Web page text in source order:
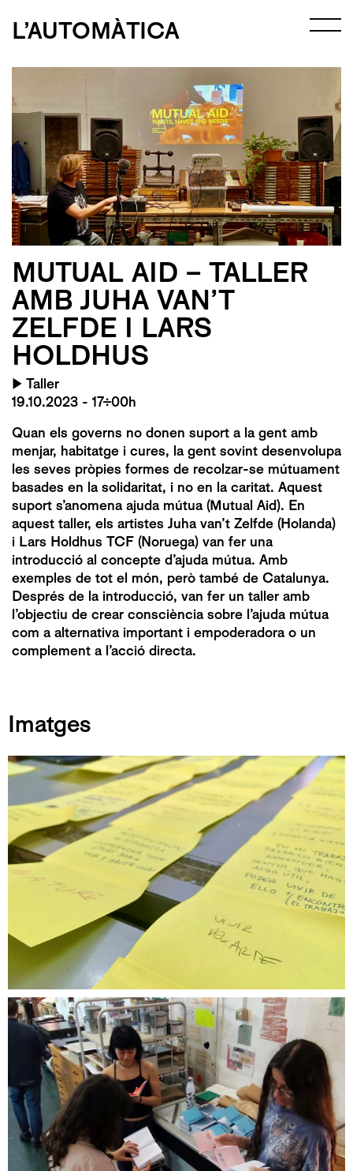
L’AUTOMÀTICA
MUTUAL AID – TALLER
AMB JUHA VAN’T
ZELFDE I LARS
HOLDHUS
▶ Taller
19.10.2023 - 17:00h
Quan els governs no donen suport a la gent amb
menjar, habitatge i cures, la gent sovint desenvolupa
les seves pròpies formes de recolzar-se mútuament
basades en la solidaritat, i no en la caritat. Aquest
suport s’anomena ajuda mútua (Mutual Aid). En
aquest taller, els artistes Juha van’t Zelfde (Holanda)
i Lars Holdhus TCF (Noruega) van fer una
introducció al concepte d’ajuda mútua. Amb
exemples de tot el món, però també de Catalunya.
Després de la introducció, van fer un taller amb
l’objectiu de crear consciència sobre l’ajuda mútua
com a alternativa important i empoderadora o un
complement a l’acció directa.
Imatges